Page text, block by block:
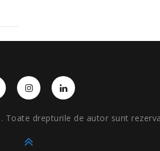
Toate drepturile de autor sunt